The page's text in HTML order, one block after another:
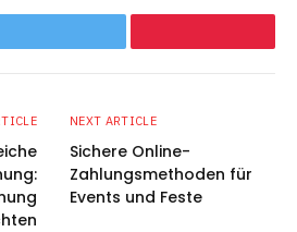
Twitter Pinterest
NEXT ARTICLE
Sichere Online-
Zahlungsmethoden für
Events und Feste